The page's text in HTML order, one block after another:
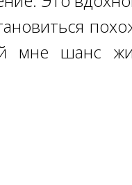
мне шанс